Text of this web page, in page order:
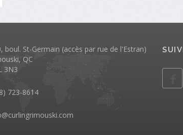
boul. St-Germain (accès par rue de l'Estran)
QC
3N3
723-8614